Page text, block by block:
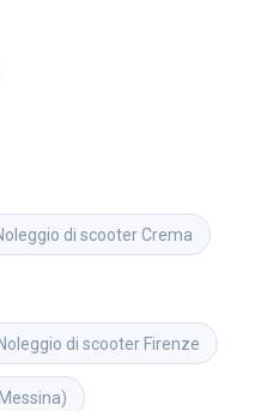
di scooterCrema
di scooterFirenze